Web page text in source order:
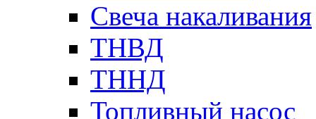
Свеча накаливания
ТНВД
ТННД
Топливный насос